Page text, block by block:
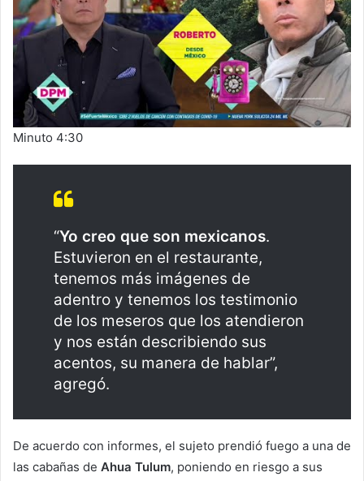
Minuto 4:30
“Yo creo que son mexicanos.
Estuvieron en el restaurante,
tenemos más imágenes de
adentro y tenemos los testimonio
de los meseros que los atendieron
y nos están describiendo sus
acentos, su manera de hablar”,
agregó.
De acuerdo con informes, el sujeto prendió fuego a una de
las cabañas de Ahua Tulum, poniendo en riesgo a sus